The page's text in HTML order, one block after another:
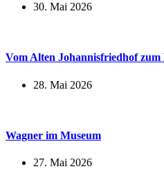
30. Mai 2026
Vom Alten Johannisfriedhof
28. Mai 2026
Wagner im Museum
27. Mai 2026